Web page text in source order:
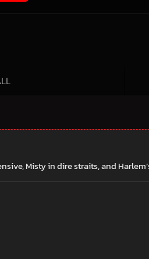
Misty in dire straits, and